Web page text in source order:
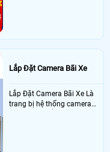
Lắp Đặt Camera Bãi Xe
Lắp Đặt Camera Bãi Xe Là
trang bị hệ thống camera